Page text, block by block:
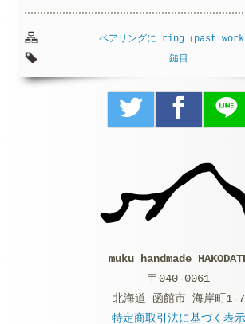
ペアリングに
ring（past works
鎚目
muku handmade
〒040-0061
北海道 函館市 海岸町1-7
特定商取引法に基づく表示